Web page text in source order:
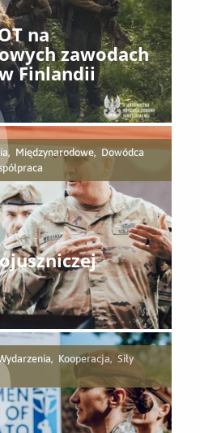
na
zawodach
Finlandii
Międzynarodowe, Dowódca
Kooperacja, Siły